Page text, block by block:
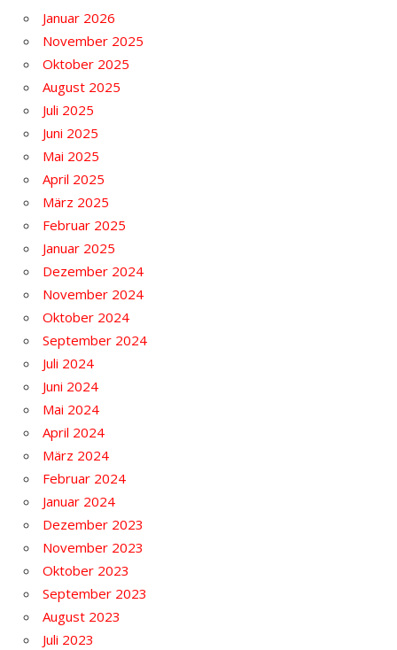
Januar 2026
November 2025
Oktober 2025
August 2025
Juli 2025
Juni 2025
Mai 2025
April 2025
März 2025
Februar 2025
Januar 2025
Dezember 2024
November 2024
Oktober 2024
September 2024
Juli 2024
Juni 2024
Mai 2024
April 2024
März 2024
Februar 2024
Januar 2024
Dezember 2023
November 2023
Oktober 2023
September 2023
August 2023
Juli 2023